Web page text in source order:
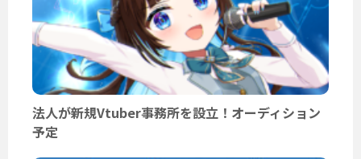
法人が新規Vtuber事務所を設立！オーディション
予定